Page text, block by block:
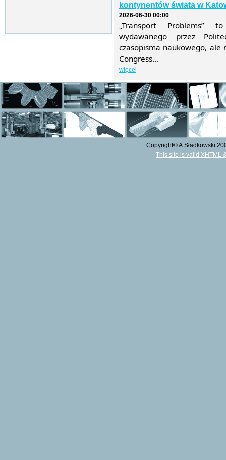
kontynentów świata w
2026-06-30 00:00
„Transport
wydawanego przez
czasopisma naukowego,
Congress...
więcej
Copyright© A.Sładkowski
This site is valid XHTML